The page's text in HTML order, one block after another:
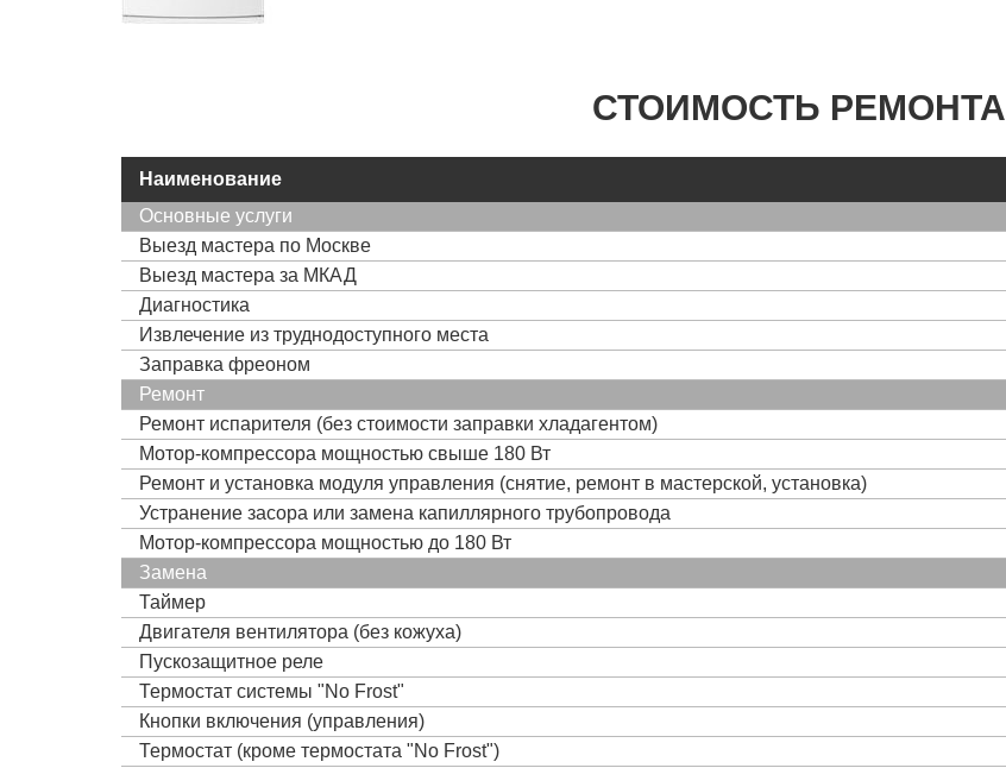
СТОИМОСТЬ РЕМОНТА
Наименование
Основные услуги
Выезд мастера по Москве
Выезд мастера за МКАД
Диагностика
Извлечение из труднодоступного места
Заправка фреоном
Ремонт
Ремонт испарителя (без стоимости заправки хладагентом)
Мотор-компрессора мощностью свыше 180 Вт
Ремонт и установка модуля управления (снятие, ремонт в мастерской, установка)
Устранение засора или замена капиллярного трубопровода
Мотор-компрессора мощностью до 180 Вт
Замена
Таймер
Двигателя вентилятора (без кожуха)
Пускозащитное реле
Термостат системы "No Frost"
Кнопки включения (управления)
Термостат (кроме термостата "No Frost")